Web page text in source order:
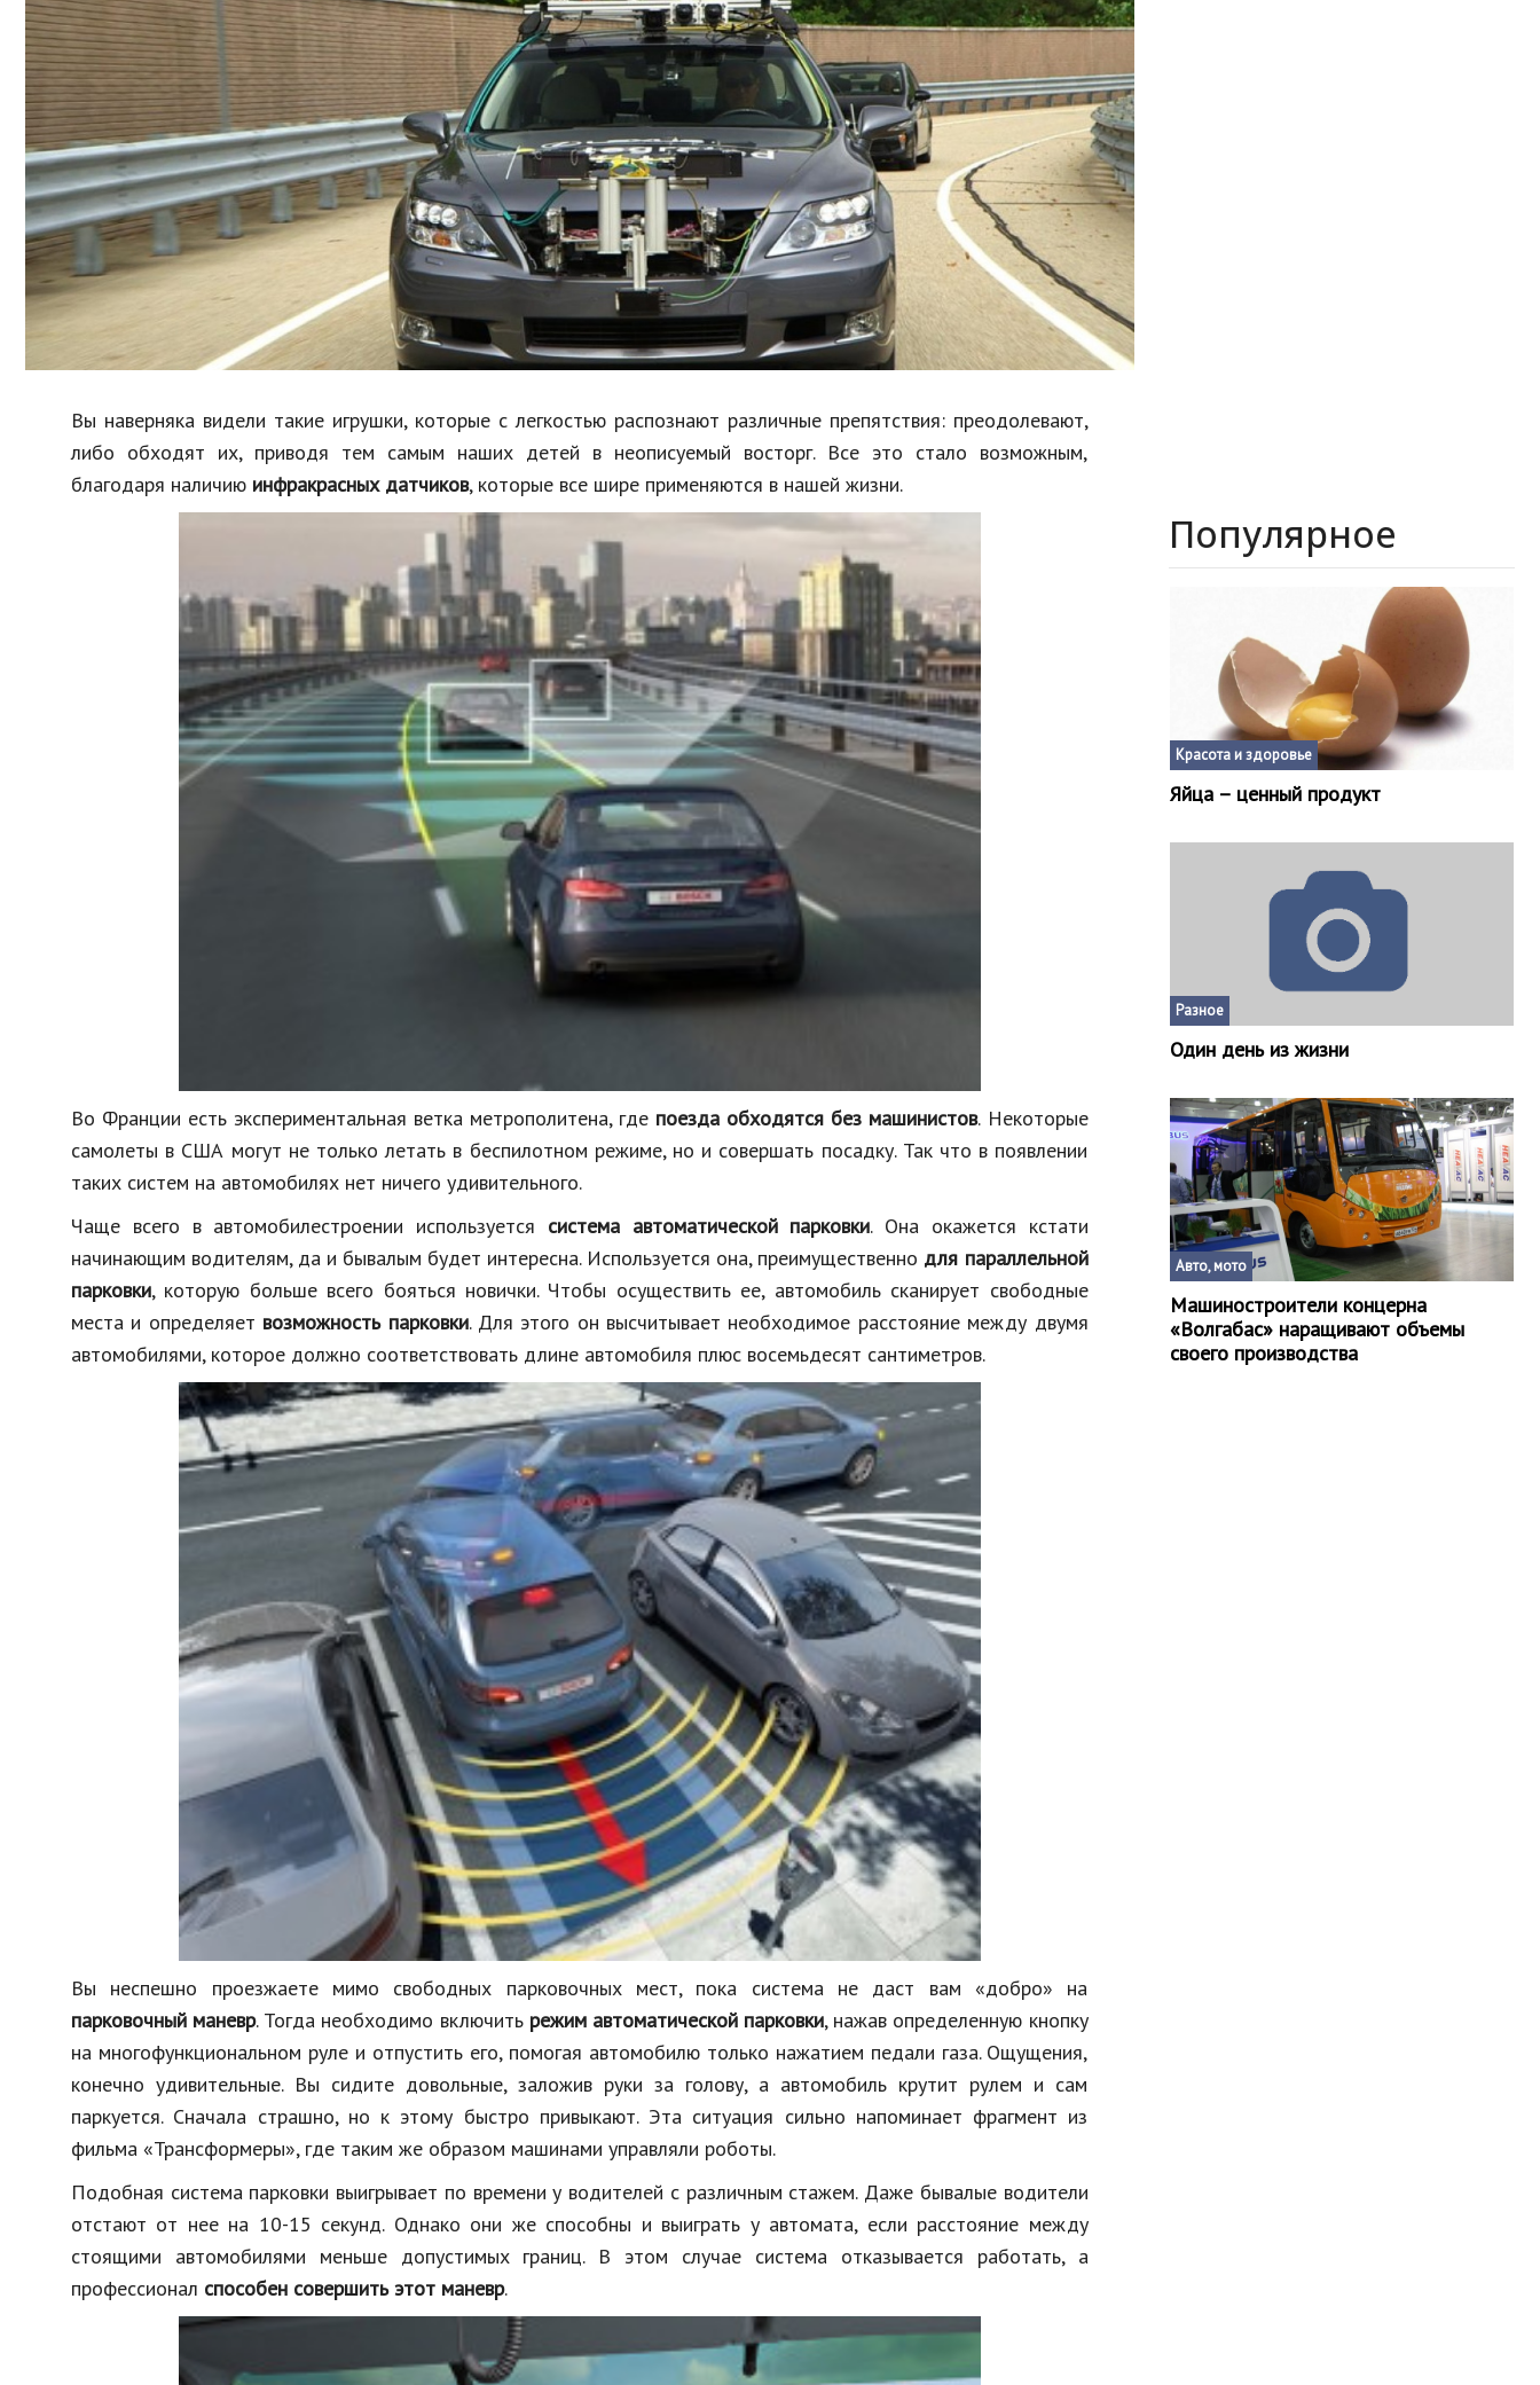
Образование
В мире
Культура
Авто, мото
Спорт
Знаменитости
Недвижимость
Спорт и фитнес
Психология и отношения
Творчество и рукоделие
Разное
Работа и бизнес
Животные
Еда и напитки
Мода и стиль
Бизнес
Хобби и развлечения
Финансы
Юриспруденция
Природа
Образование
Наука и технологии
Вы наверняка видели такие игрушки, которые с легкостью распознают различные препятствия: преодолевают,
либо обходят их, приводя тем самым наших детей в неописуемый восторг. Все это стало возможным,
благодаря наличию инфракрасных датчиков, которые все шире применяются в нашей жизни.
Во Франции есть экспериментальная ветка метрополитена, где поезда обходятся без машинистов. Некоторые
самолеты в США могут не только летать в беспилотном режиме, но и совершать посадку. Так что в появлении
таких систем на автомобилях нет ничего удивительного.
Чаще всего в автомобилестроении используется система автоматической парковки. Она окажется кстати
начинающим водителям, да и бывалым будет интересна. Используется она, преимущественно для параллельной
парковки, которую больше всего бояться новички. Чтобы осуществить ее, автомобиль сканирует свободные
места и определяет возможность парковки. Для этого он высчитывает необходимое расстояние между двумя
автомобилями, которое должно соответствовать длине автомобиля плюс восемьдесят сантиметров.
Вы неспешно проезжаете мимо свободных парковочных мест, пока система не даст вам «добро» на
парковочный маневр. Тогда необходимо включить режим автоматической парковки, нажав определенную кнопку
на многофункциональном руле и отпустить его, помогая автомобилю только нажатием педали газа. Ощущения,
конечно удивительные. Вы сидите довольные, заложив руки за голову, а автомобиль крутит рулем и сам
паркуется. Сначала страшно, но к этому быстро привыкают. Эта ситуация сильно напоминает фрагмент из
фильма «Трансформеры», где таким же образом машинами управляли роботы.
Подобная система парковки выигрывает по времени у водителей с различным стажем. Даже бывалые водители
отстают от нее на 10-15 секунд. Однако они же способны и выиграть у автомата, если расстояние между
стоящими автомобилями меньше допустимых границ. В этом случае система отказывается работать, а
профессионал способен совершить этот маневр.
Популярное
Красота и здоровье
Яйца – ценный продукт
Разное
Один день из жизни
Авто, мото
Машиностроители концерна
«Волгабас» наращивают объемы
своего производства